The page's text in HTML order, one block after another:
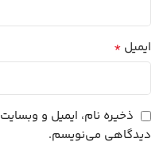
ایمیل *
ذخیره نام، ایمیل و
دیدگاهی می‌نویسم.